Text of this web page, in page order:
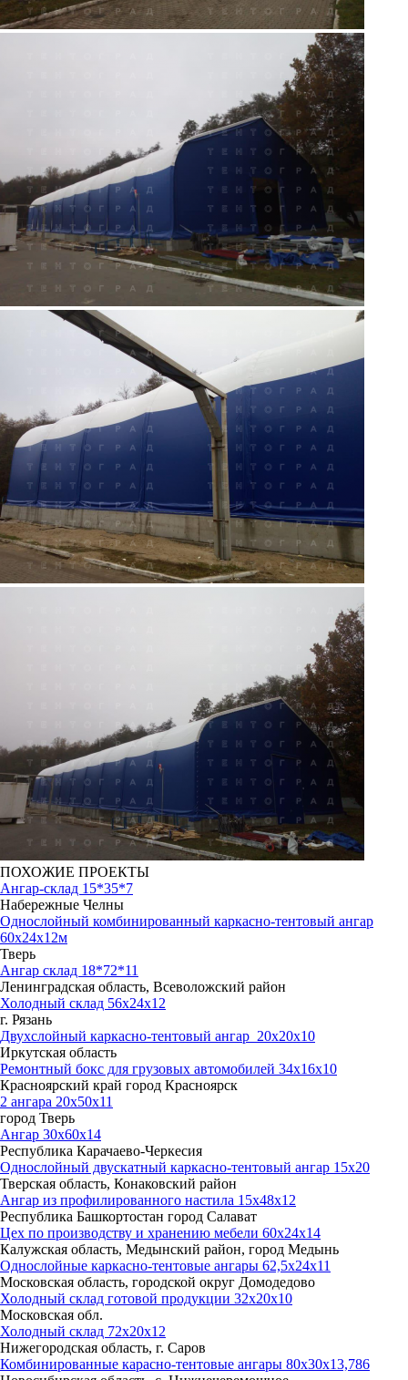
ПОХОЖИЕ ПРОЕКТЫ
Ангар-склад 15*35*7
Набережные Челны
Однослойный комбинированный каркасно-тентовый ангар
60х24х12м
Тверь
Ангар склад 18*72*11
Ленинградская область, Всеволожский район
Холодный склад 56х24х12
г. Рязань
Двухслойный каркасно-тентовый ангар 20х20х10
Иркутская область
Ремонтный бокс для грузовых автомобилей 34х16х10
Красноярский край город Красноярск
2 ангара 20х50х11
город Тверь
Ангар 30х60х14
Республика Карачаево-Черкесия
Однослойный двускатный каркасно-тентовый ангар 15х20
Тверская область, Конаковский район
Ангар из профилированного настила 15х48х12
Республика Башкортостан город Салават
Цех по производству и хранению мебели 60х24х14
Калужская область, Медынский район, город Медынь
Однослойные каркасно-тентовые ангары 62,5х24х11
Московская область, городской округ Домодедово
Холодный склад готовой продукции 32х20х10
Московская обл.
Холодный склад 72х20х12
Нижегородская область, г. Саров
Комбинированные карасно-тентовые ангары 80х30х13,786